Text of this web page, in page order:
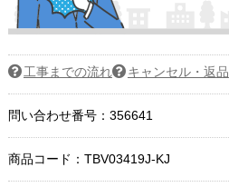
工事までの流れ キャンセル・返品
問い合わせ番号：356641
商品コード： TBV03419J-KJ